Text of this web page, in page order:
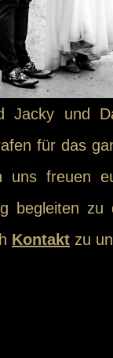
Jacky und
für das
uns freuen
begleiten zu
Kontakt zu